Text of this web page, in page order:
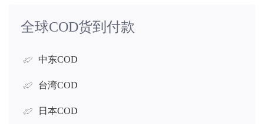
全球COD货到付款
中东COD
台湾COD
日本COD